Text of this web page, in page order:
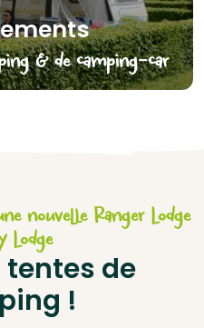
& de camping-car
nouvelle Ranger Lodge
Lodge
tentes de
!